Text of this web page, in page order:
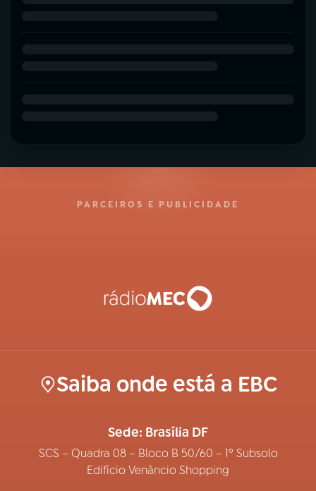
PARCEIROS E PUBLICIDADE
Saiba onde está a EBC
Sede: Brasília DF
SCS – Quadra 08 – Bloco B 50/60 – 1º Subsolo
Edifício Venâncio Shopping